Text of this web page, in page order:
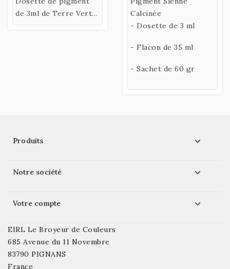
de 3ml de Terre Verte
de Chypre N°2.
Calcinée
- Dosette de 3 ml
- Flacon de 35 ml
- Sachet de 60 gr
Produits 
Notre société 
Votre compte 
EIRL Le Broyeur de Couleurs
685 Avenue du 11 Novembre
83790 PIGNANS
France